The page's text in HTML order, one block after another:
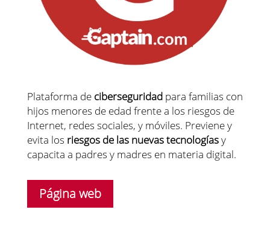
Plataforma de ciberseguridad para familias con
hijos menores de edad frente a los riesgos de
Internet, redes sociales, y móviles. Previene y
evita los riesgos de las nuevas tecnologíasy
capacita a padres y madres en materia digital.
Página web